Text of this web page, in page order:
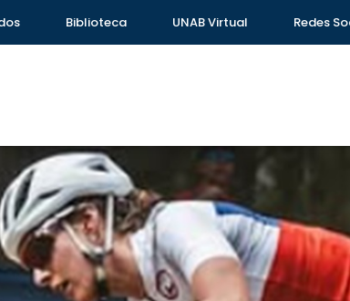
Biblioteca UNAB Virtual Redes